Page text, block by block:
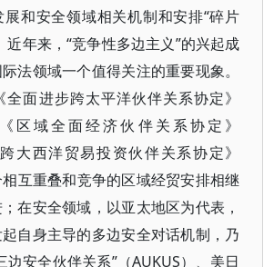
和安全领域相关机制和安排“碎片
近年来，“竞争性多边主义”的兴起成
法领域一个值得关注的重要现象。
面进步跨太平洋伙伴关系协定》
《区域全面经济伙伴关系协定》
跨大西洋贸易投资伙伴关系协定》
相互重叠和竞争的区域经贸安排相继
在安全领域，以亚太地区为代表，
自身主导的多边安全对话机制，乃
边安全伙伴关系”（AUKUS）、美日